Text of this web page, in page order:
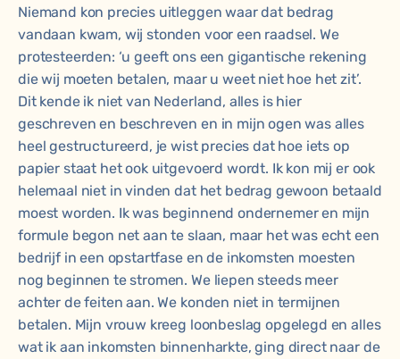
Niemand kon precies uitleggen waar dat bedrag
vandaan kwam, wij stonden voor een raadsel. We
protesteerden: ‘u geeft ons een gigantische rekening
die wij moeten betalen, maar u weet niet hoe het zit’.
Dit kende ik niet van Nederland, alles is hier
geschreven en beschreven en in mijn ogen was alles
heel gestructureerd, je wist precies dat hoe iets op
papier staat het ook uitgevoerd wordt. Ik kon mij er ook
helemaal niet in vinden dat het bedrag gewoon betaald
moest worden. Ik was beginnend ondernemer en mijn
formule begon net aan te slaan, maar het was echt een
bedrijf in een opstartfase en de inkomsten moesten
nog beginnen te stromen. We liepen steeds meer
achter de feiten aan. We konden niet in termijnen
betalen. Mijn vrouw kreeg loonbeslag opgelegd en alles
wat ik aan inkomsten binnenharkte, ging direct naar de